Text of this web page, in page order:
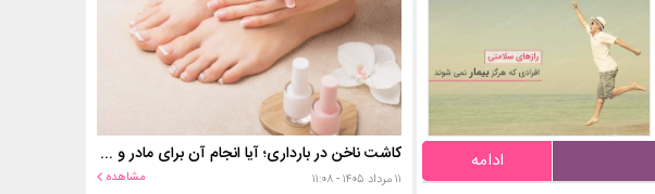
ادامه کاشت ناخن در بارداری؛ آیا انجام آن برای مادر و جنین خطر دارد؟
۱۱ مرداد ۱۴۰۵ - ۱۱:۰۸ مشاهده